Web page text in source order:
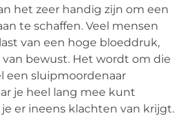
het zeer handig zijn om een
te schaffen. Veel mensen
van een hoge bloeddruk,
van bewust. Het wordt om die
een sluipmoordenaar
je heel lang mee kunt
er ineens klachten van krijgt.